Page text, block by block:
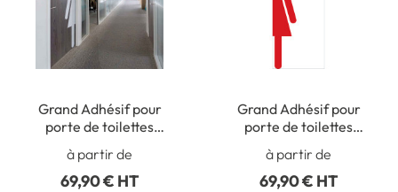
Grand Adhésif pour
porte de toilettes
femmes- Coupé à
Droite - Gamme Trend -
H 1600 x L 382 mm
à partir de
69,90 € HT
Grand Adhésif pour
porte de toilettes
femmes- Coupé à
Gauche - Gamme Trend
- H 1600 x L 382 mm
à partir de
69,90 € HT